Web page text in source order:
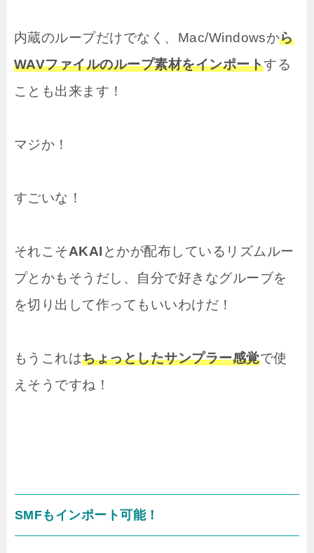
内蔵のループだけでなく、Mac/Windowsから
WAVファイルのループ素材をインポートする
ことも出来ます！
マジか！
すごいな！
それこそAKAI とかが配布しているリズムルー
プとかもそうだし、自分で好きなグルーブを
を切り出して作ってもいいわけだ！
もうこれはちょっとしたサンプラー感覚で使
えそうですね！
SMFもインポート可能！